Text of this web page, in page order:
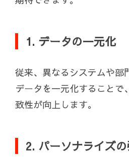
1. データの一元化
従来、異なるシステムや部
データを一元化することで
致性が向上します。
2. パーソナライズ